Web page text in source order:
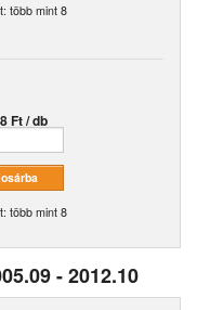
több mint 8
Ft / db
több mint 8
- 2012.10